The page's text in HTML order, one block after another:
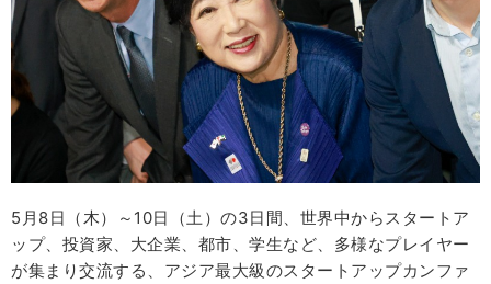
5月8日（木）～10日（土）の3日間、世界中からスタートア
ップ、投資家、大企業、都市、学生など、多様なプレイヤー
が集まり交流する、アジア最大級のスタートアップカンファ